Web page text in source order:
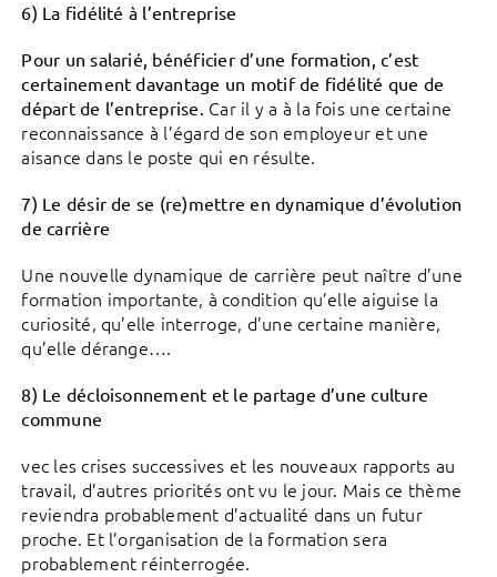
6) La fidélité à l’entreprise
Pour un salarié, bénéficier d’une formation, c’est
certainement davantage un motif de fidélité que de
départ de l’entreprise. Car il y a à la fois une certaine
reconnaissance à l’égard de son employeur et une
aisance dans le poste qui en résulte.
7) Le désir de se (re)mettre en dynamique d’évolution
de carrière
Une nouvelle dynamique de carrière peut naître d’une
formation importante, à condition qu’elle aiguise la
curiosité, qu’elle interroge, d’une certaine manière,
qu’elle dérange….
8) Le décloisonnement et le partage d’une culture
commune
vec les crises successives et les nouveaux rapports au
travail, d’autres priorités ont vu le jour. Mais ce thème
reviendra probablement d’actualité dans un futur
proche. Et l’organisation de la formation sera
probablement réinterrogée.